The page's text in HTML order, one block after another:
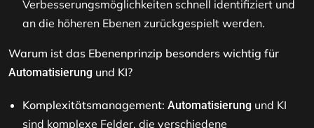
Verbesserungsmöglichkeiten schnell identifiziert und
an die höheren Ebenen zurückgespielt werden.
Warum ist das Ebenenprinzip besonders wichtig für
Automatisierung und KI?
Komplexitätsmanagement: Automatisierung und KI
sind komplexe Felder, die verschiedene